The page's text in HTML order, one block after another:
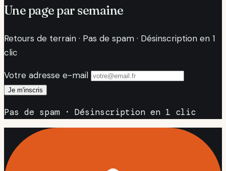
Une page par semaine
Retours de terrain · Pas de spam · Désinscription en 1
clic
Votre adresse e-mail
Je m'inscris
Pas de spam · Désinscription en 1 clic